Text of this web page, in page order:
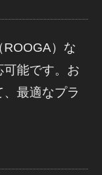
）な
可能です。お
最適なプラ